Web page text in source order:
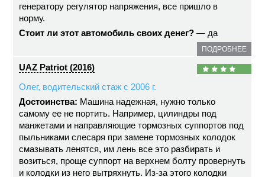
генератору регулятор напряжения, все пришло в
норму.
Стоит ли этот автомобиль своих денег? — да
ПОДРОБНЕЕ
UAZ Patriot (2016)
Олег, водительский стаж с 2006 г.
Достоинства: Машина надежная, нужно только
самому ее не портить. Например, цилиндры под
манжетами и направляющие тормозных суппортов под
пыльниками слесаря при замене тормозных колодок
смазывать ленятся, им лень все это разбирать и
возиться, проще суппорт на верхнем болту провернуть
и колодки из него вытряхнуть. Из-за этого колодки